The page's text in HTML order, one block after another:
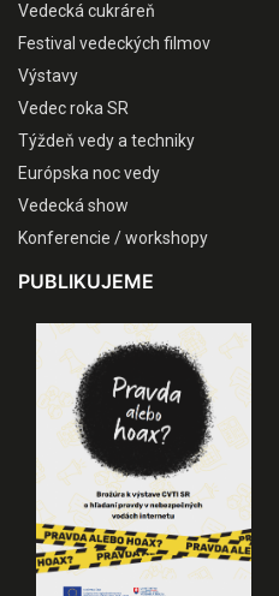
Vedecká cukráreň
Festival vedeckých filmov
Výstavy
Vedec roka SR
Týždeň vedy a techniky
Európska noc vedy
Vedecká show
Konferencie / workshopy
PUBLIKUJEME